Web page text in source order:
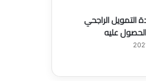
التمويل الراجحي
عليه